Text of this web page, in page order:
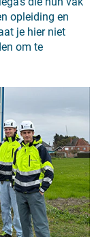
opleiding en
je hier niet
om te